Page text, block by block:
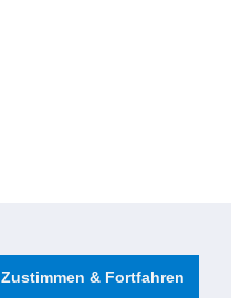
Zustimmen & Fortfahren